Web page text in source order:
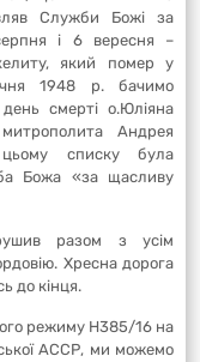
Служби Божі за
і 6 вересня –
який помер у
1948 р. бачимо
смерті о.Юліяна
Андрея
списку була
Божа «за щасливу
разом з усім
Хресна дорога
до кінця.
режиму Н385/16 на
АССР, ми можемо